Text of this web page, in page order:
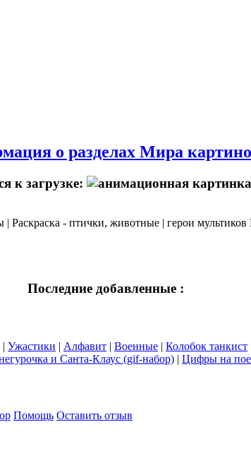
о разделах Мира
к загрузке:
- птички, животные | герои
Последние добавленные :
| Ужастики | Алфавит | Военные | Колобок танкист
и Санта-Клаус (gif-набор) | Цифры на
Помощь Оставить отзыв